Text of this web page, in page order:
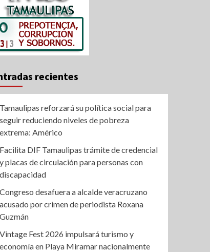
recientes
Tamaulipas reforzará su política social para
seguir reduciendo niveles de pobreza
extrema: Américo
Facilita DIF Tamaulipas trámite de credencial
y placas de circulación para personas con
discapacidad
Congreso desafuera a alcalde veracruzano
acusado por crimen de periodista Roxana
Guzmán
Vintage Fest 2026 impulsará turismo y
economía en Playa Miramar nacionalmente